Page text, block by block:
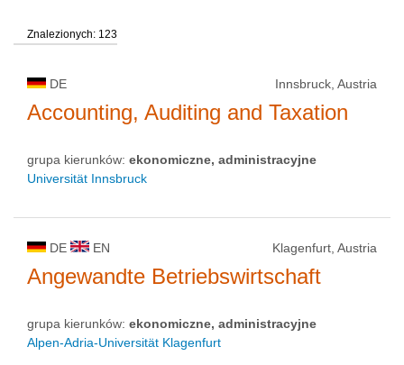
typ uczelni
status uczelni
Znalezionych: 123
DE Innsbruck, Austria
Accounting, Auditing and Taxation
grupa kierunków: ekonomiczne, administracyjne
Universität Innsbruck
DE EN Klagenfurt, Austria
Angewandte Betriebswirtschaft
grupa kierunków: ekonomiczne, administracyjne
Alpen-Adria-Universität Klagenfurt